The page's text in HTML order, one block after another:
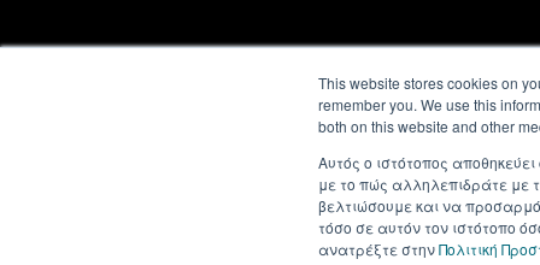
This website stores cookies on
remember you. We use this
both on this website and other
Αυτός ο ιστότοπος
με το πώς αλληλεπιδράτε με
βελτιώσουμε και να
τόσο σε αυτόν τον ιστότοπο
ανατρέξτε στηνΠολιτική